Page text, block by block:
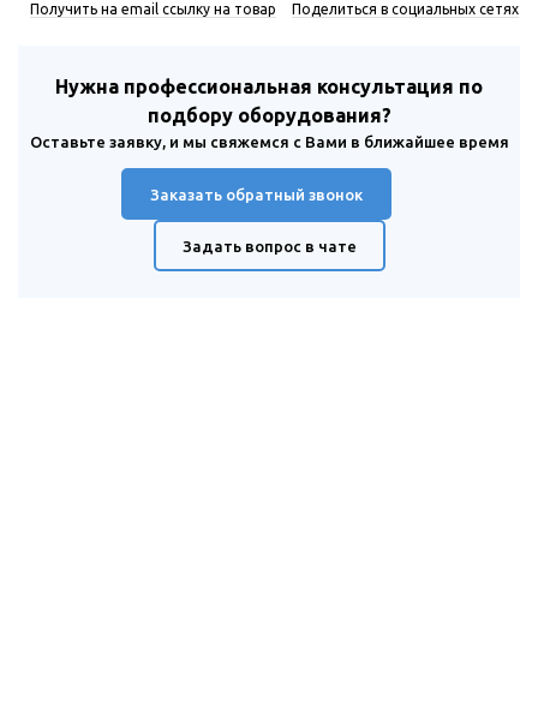
Получить на email ссылку на товар Поделиться в социальных сетях
Нужна профессиональная консультация по
подбору оборудования?
Оставьте заявку, и мы свяжемся с Вами в ближайшее время
Заказать обратный звонок
Задать вопрос в чате